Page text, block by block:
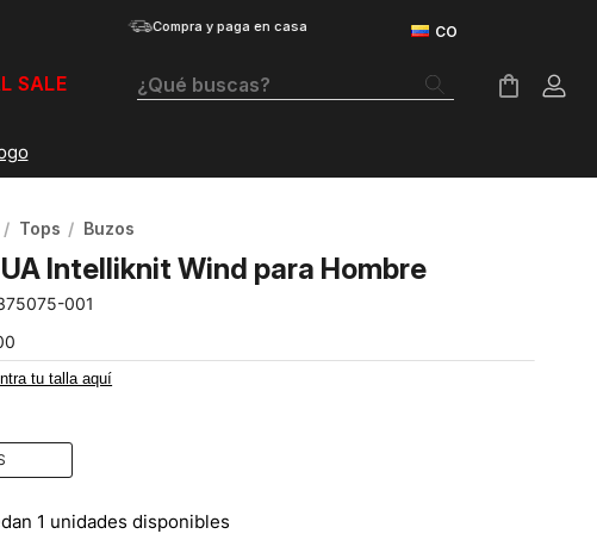
Compra y paga en casa
SALE ¿Qué buscas?
Tops Buzos
Intelliknit Wind para Hombre
001
tu talla aquí
1 unidades disponibles
Botas
Tenis Mujer